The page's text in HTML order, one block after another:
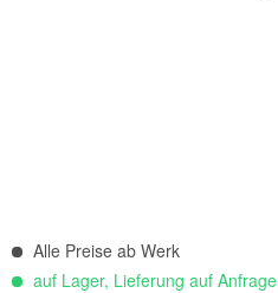
Alle Preise ab Werk
auf Lager, Lieferung auf Anfrage